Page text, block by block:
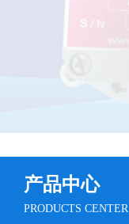
产品中心
PRODUCTS CENTER